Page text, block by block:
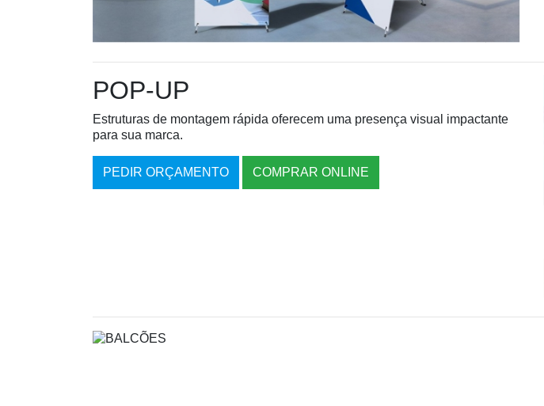
POP-UP
Estruturas de montagem rápida oferecem uma presença visual impactante
para sua marca.
PEDIR ORÇAMENTO COMPRAR ONLINE